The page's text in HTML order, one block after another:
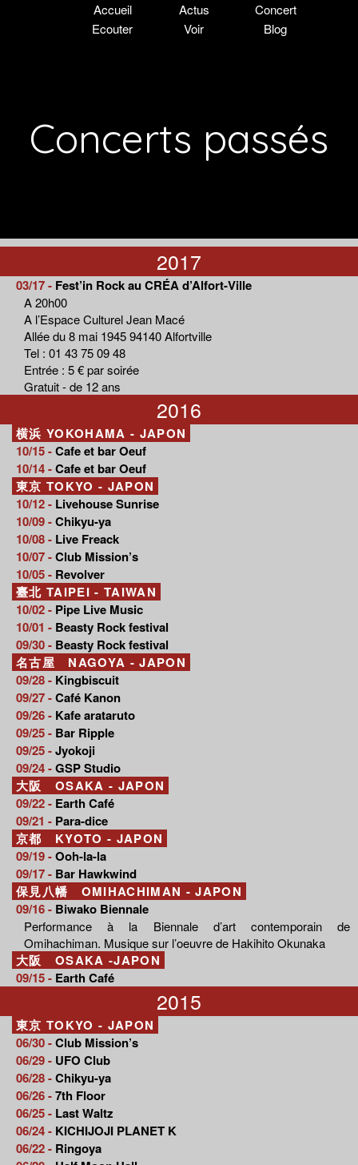
Accueil Actus
Concert
Ecouter
Voir Blog
Concerts passés
2017
03/17 - Fest’in Rock au CRÉA d’Alfort-Ville
A 20h00
A l’Espace Culturel Jean Macé
Allée du 8 mai 1945 94140 Alfortville
Tel : 01 43 75 09 48
Entrée : 5 € par soirée
Gratuit - de 12 ans
2016
横浜 YOKOHAMA - JAPON
10/15 -Cafe et bar Oeuf
10/14 -Cafe et bar Oeuf
東京 TOKYO - JAPON
10/12 - Livehouse Sunrise
10/09 -Chikyu-ya
10/08 - Live Freack
10/07 -Club Mission’s
10/05 - Revolver
臺北 TAIPEI - TAIWAN
10/02 - Pipe Live Music
10/01 - Beasty Rock festival
09/30 - Beasty Rock festival
名古屋 NAGOYA - JAPON
09/28 - Kingbiscuit
09/27 -Café Kanon
09/26 - Kafe arataruto
09/25 - Bar Ripple
09/25 -Jyokoji
09/24 -GSP Studio
大阪 OSAKA - JAPON
09/22 - Earth Café
09/21 - Para-dice
京都 KYOTO - JAPON
09/19 -Ooh-la-la
09/17 - Bar Hawkwind
保見八幡 OMIHACHIMAN - JAPON
09/16 - Biwako Biennale
Performance à la Biennale d’art contemporain de
Omihachiman. Musique sur l’oeuvre de Hakihito Okunaka
大阪 OSAKA -JAPON
09/15 - Earth Café
2015
東京 TOKYO - JAPON
06/30 -Club Mission’s
06/29 - UFO Club
06/28 -Chikyu-ya
06/26 -7th Floor
06/25 - Last Waltz
06/24 - KICHIJOJI PLANET K
06/22 - Ringoya